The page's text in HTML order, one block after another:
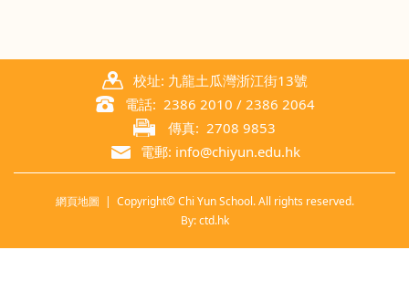
校址: 九龍土瓜灣浙江街13號
電話: 2386 2010 / 2386 2064
傳真: 2708 9853
電郵: info@chiyun.edu.hk
網頁地圖 | Copyright© Chi Yun School. All rights reserved.
By: ctd.hk